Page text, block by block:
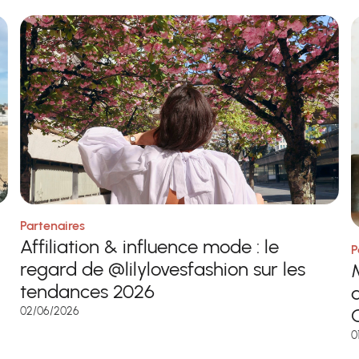
Partenaires
Affiliation & influence mode : le
regard de @lilylovesfashion sur les
tendances 2026
02/06/2026